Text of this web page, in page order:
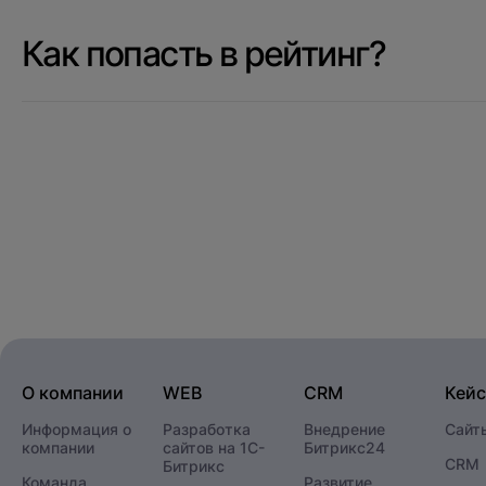
Как попасть в рейтинг?
О компании
Информация о
компании
Команда
WEB
Разработка
сайтов на 1С-
Битрикс
CRM
Внедрение
Битрикс24
Развитие
CRM